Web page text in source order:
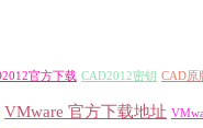
官方下载 CAD2012密钥 CAD原
VMware 官方下载地址